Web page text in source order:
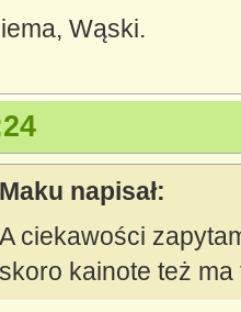
Wąski.
Maku napisał:
A ciekawości
skoro kainote też